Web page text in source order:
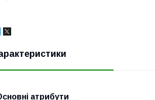
атрибути